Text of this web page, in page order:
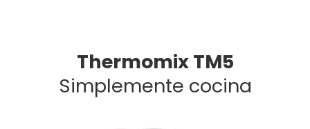
Thermomix TM5
Simplemente cocina